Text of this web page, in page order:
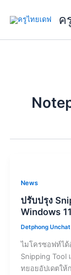
ค
News
ปรับปรุง
Windows 11
Detphong Unchat
ไมโครซอฟท์ได้
Snipping Tool
ทยอยอัปเดตให้